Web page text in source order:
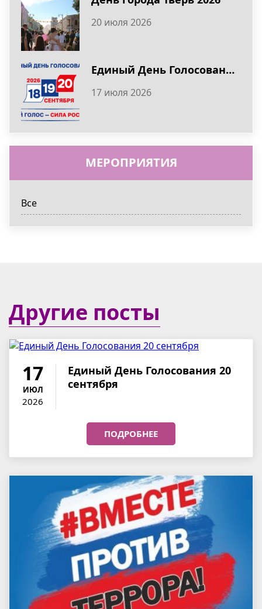
20 июля 2026
Единый День Голосования 20 сентября
17 июля 2026
МЕРОПРИЯТИЯ
Все
Другие посты
17
ИЮЛ
2026
Единый День Голосования 20
сентября
ПОДРОБНЕЕ